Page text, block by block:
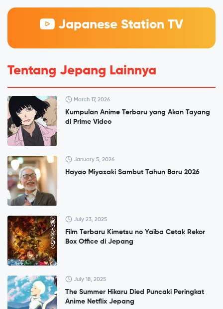
Japanese Station TV
Tentang Jepang Lainnya
March 17, 2026
Kumpulan Anime Terbaru yang Akan Tayang
di Prime Video
January 5, 2026
Hayao Miyazaki Sambut Tahun Baru 2026
July 23, 2025
Film Terbaru Kimetsu no Yaiba Cetak Rekor
Box Office di Jepang
July 18, 2025
The Summer Hikaru Died Puncaki Peringkat
Anime Netflix Jepang